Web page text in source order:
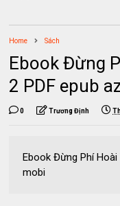
Home Sách
Ebook Đừng
2 PDF epub
0 Trương Định
Ebook Đừng Phí Hoài
mobi